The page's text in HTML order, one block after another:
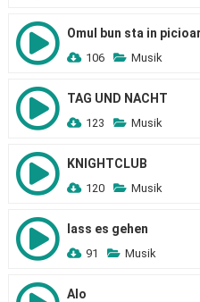
Omul bun sta in
106 Musik
TAG UND NACHT
123 Musik
KNIGHTCLUB
120 Musik
lass es gehen
91 Musik
Alo